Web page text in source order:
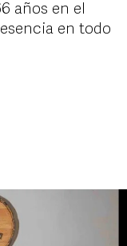
años en el
en todo